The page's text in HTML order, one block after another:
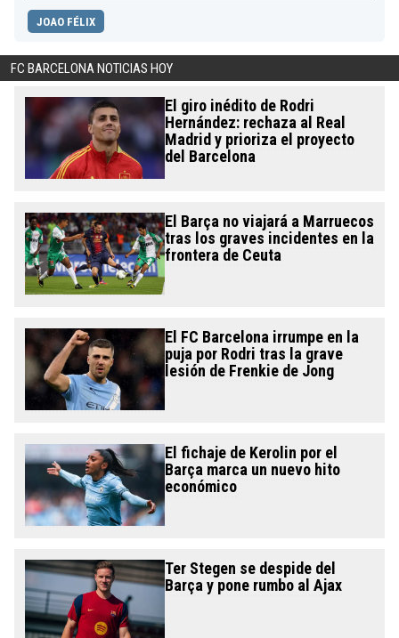
JOAO FÉLIX
FC BARCELONA NOTICIAS HOY
El giro inédito de Rodri
Hernández: rechaza al Real
Madrid y prioriza el proyecto
del Barcelona
El Barça no viajará a Marruecos
tras los graves incidentes en la
frontera de Ceuta
El FC Barcelona irrumpe en la
puja por Rodri tras la grave
lesión de Frenkie de Jong
El fichaje de Kerolin por el
Barça marca un nuevo hito
económico
Ter Stegen se despide del
Barça y pone rumbo al Ajax